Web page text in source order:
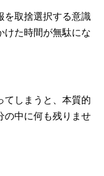
を取捨選択する意識
けた時間が無駄にな
てしまうと、本質的
の中に何も残りませ